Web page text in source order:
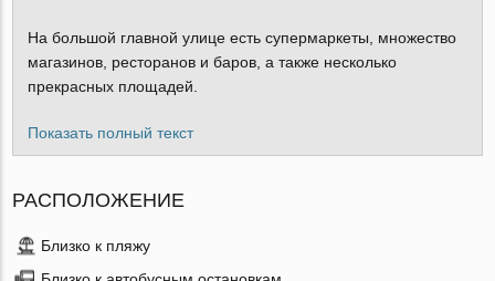
На большой главной улице есть супермаркеты, множество
магазинов, ресторанов и баров, а также несколько
прекрасных площадей.
Показать полный текст
РАСПОЛОЖЕНИЕ
Близко к пляжу